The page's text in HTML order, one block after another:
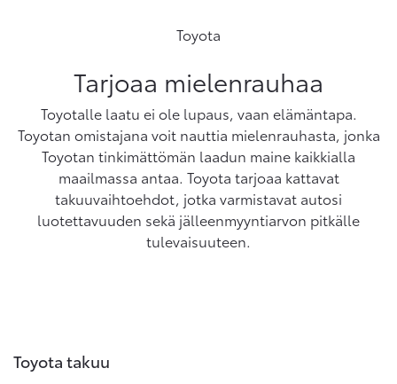
Toyota
Tarjoaa mielenrauhaa
Toyotalle laatu ei ole lupaus, vaan elämäntapa.
Toyotan omistajana voit nauttia mielenrauhasta, jonka
Toyotan tinkimättömän laadun maine kaikkialla
maailmassa antaa. Toyota tarjoaa kattavat
takuuvaihtoehdot, jotka varmistavat autosi
luotettavuuden sekä jälleenmyyntiarvon pitkälle
tulevaisuuteen.
Toyota takuu